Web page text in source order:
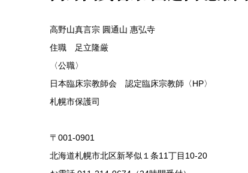
高野山真言宗 圓通山 惠弘寺
住職 足立隆厳
〈公職〉
日本臨床宗教師会 認定臨床宗教師〈HP〉
札幌市保護司
〒001-0901
北海道札幌市北区新琴似１条11丁目10-20